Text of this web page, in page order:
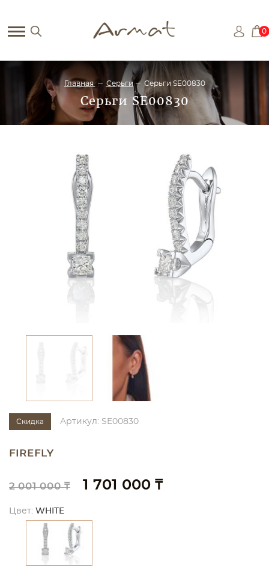
0
Главная Серьги Серьги SE00830
Серьги SE00830
Скидка Артикул: SE00830
FIREFLY
2 001 000 ₸ 1 701 000 ₸
Цвет: WHITE